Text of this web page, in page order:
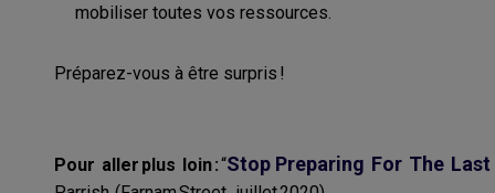
mobiliser toutes vos ressources.
Préparez-vous à être surpris !
Pour aller plus loin :“Stop Preparing For The Last